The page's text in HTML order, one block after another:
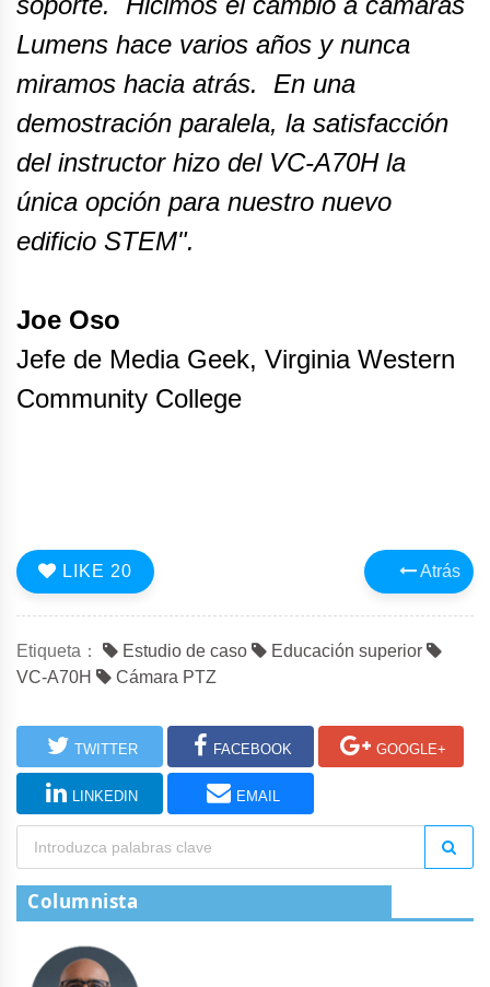
Lumens hace varios años y nunca
miramos hacia atrás. En una
demostración paralela, la satisfacción
del instructor hizo del VC-A70H la
única opción para nuestro nuevo
edificio STEM".
Joe Oso
Jefe de Media Geek, Virginia Western
Community College
Atrás
LIKE 20
Etiqueta： Estudio de caso
Educación superior
VC-A70H
Cámara PTZ
TWITTER FACEBOOK GOOGLE+
LINKEDIN EMAIL
Columnista